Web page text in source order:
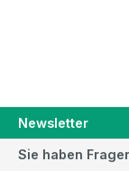
Newsletter
Sie haben